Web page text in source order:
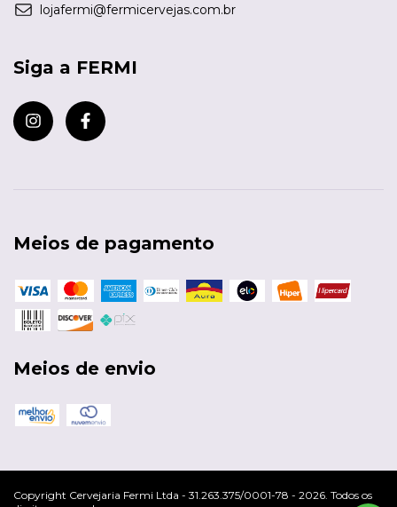
lojafermi@fermicervejas.com.br
Siga a FERMI
Meios de pagamento
Meios de envio
Copyright Cervejaria Fermi Ltda - 31.263.375/0001-78 - 2026. Todos os